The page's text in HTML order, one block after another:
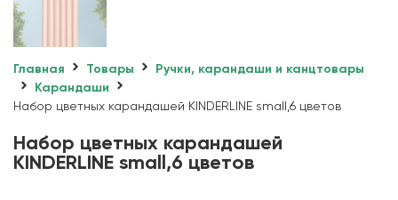
Главная Товары
Ручки, карандаши и канцтовары
Карандаши
Набор цветных карандашей KINDERLINE small,6 цветов
Набор цветных карандашей
KINDERLINE small,6 цветов